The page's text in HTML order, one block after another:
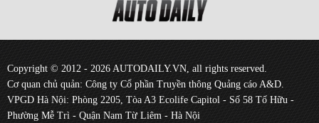
Copyright © 2012 - 2026 AUTODAILY.VN, all rights reserved.
Cơ quan chủ quản: Công ty Cổ phần Truyền thông Quảng cáo A&D.
VPGD Hà Nội: Phòng 2205, Tòa A3 Ecolife Capitol - Số 58 Tố Hữu -
Phường Mễ Trì - Quận Nam Từ Liêm - Hà Nội